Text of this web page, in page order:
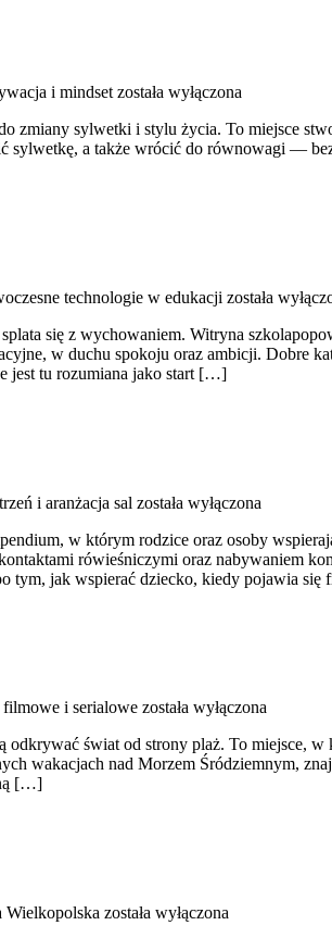
i mindset została wyłączona
zmiany sylwetki i stylu życia. To miejsce
sylwetkę, a także wrócić do równowagi —
technologie w edukacji została
się z wychowaniem. Witryna
w duchu spokoju oraz ambicji. Dobre
jest tu rozumiana jako start […]
i aranżacja sal została wyłączona
w którym rodzice oraz osoby
rówieśniczymi oraz nabywaniem
tym, jak wspierać dziecko, kiedy pojawia
filmowe i serialowe została wyłączona
odkrywać świat od strony plaż. To miejsce,
wakacjach nad Morzem Śródziemnym,
[…]
Wielkopolska została wyłączona